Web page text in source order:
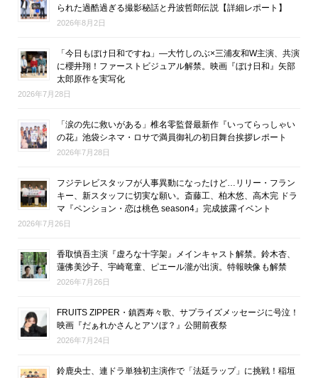
られた過酷過ぎる撮影秘話と丹波哲郎伝説【詳細レポート】
2026年8月2日
「今日もぼけ日和ですね」―大竹しのぶ×三浦友和W主演、共演
に櫻井翔！ファーストビジュアル解禁。映画『ぼけ日和』矢部
太郎原作を実写化
2026年7月28日
「涙の先に救いがある」椎名零監督最新作『いってらっしゃい
の花』池袋シネマ・ロサで満員御礼の初日舞台挨拶レポート
2026年7月28日
フジテレビスタッフが人事異動になったけど…リリー・フラン
キー、新スタッフに切実な願い。斎藤工、柏木悠、高木完 ドラ
マ『ペンション・恋は桃色 season4』完成披露イベント
2026年7月26日
香取慎吾主演『虚ろな十字架』メインキャスト解禁。鈴木杏、
蓮佛美沙子、宇崎竜童、ピエール瀧が出演。特報映像も解禁
2026年7月26日
FRUITS ZIPPER・鎮西寿々歌、サプライズメッセージに号泣！
映画『だぁれかさんとアソぼ？』公開前夜祭
2026年7月24日
鈴鹿央士、連ドラ単独初主演作で「法廷ラップ」に挑戦！稲垣